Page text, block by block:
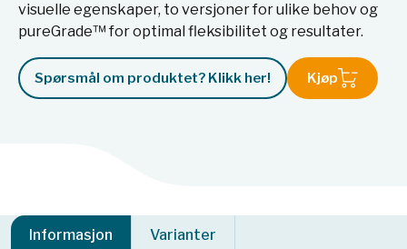
visuelle egenskaper, to versjoner for ulike behov og
pureGrade™ for optimal fleksibilitet og resultater.
Spørsmål om produktet? Klikk her! Kjøp
Informasjon Varianter